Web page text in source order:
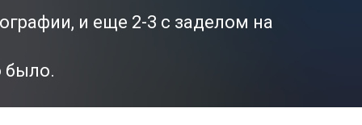
и еще 2-3 с заделом на
было.